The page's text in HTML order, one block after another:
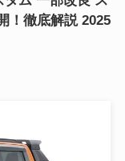
！徹底解説 2025